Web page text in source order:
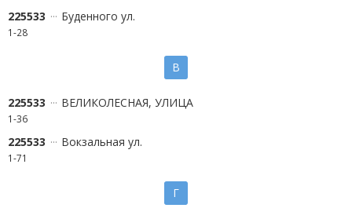
225533 Буденного ул.
1-28
В
225533 ВЕЛИКОЛЕСНАЯ, УЛИЦА
1-36
225533 Вокзальная ул.
1-71
Г